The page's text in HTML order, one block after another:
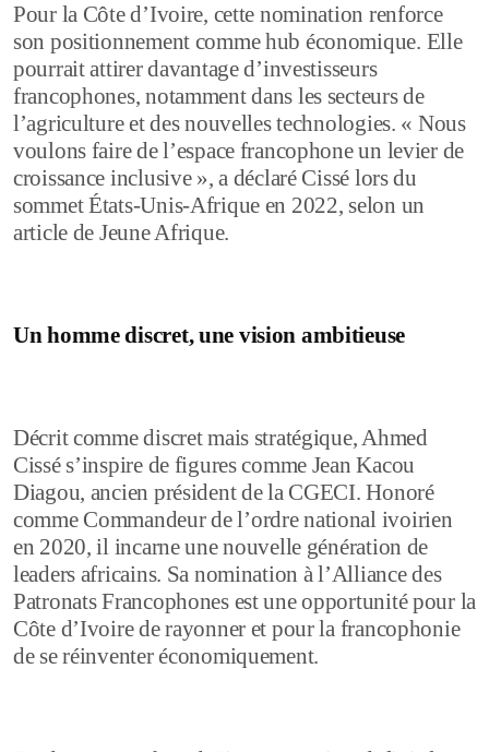
Pour la Côte d’Ivoire, cette nomination renforce
son positionnement comme hub économique. Elle
pourrait attirer davantage d’investisseurs
francophones, notamment dans les secteurs de
l’agriculture et des nouvelles technologies. « Nous
voulons faire de l’espace francophone un levier de
croissance inclusive », a déclaré Cissé lors du
sommet États-Unis-Afrique en 2022, selon un
article de Jeune Afrique.
Un homme discret, une vision ambitieuse
Décrit comme discret mais stratégique, Ahmed
Cissé s’inspire de figures comme Jean Kacou
Diagou, ancien président de la CGECI. Honoré
comme Commandeur de l’ordre national ivoirien
en 2020, il incarne une nouvelle génération de
leaders africains. Sa nomination à l’Alliance des
Patronats Francophones est une opportunité pour la
Côte d’Ivoire de rayonner et pour la francophonie
de se réinventer économiquement.